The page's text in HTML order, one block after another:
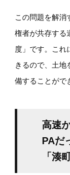
この問題を解消
権者が共存する
度」です。これ
きるので、土地
備することがで
高速
PAだ
「湊